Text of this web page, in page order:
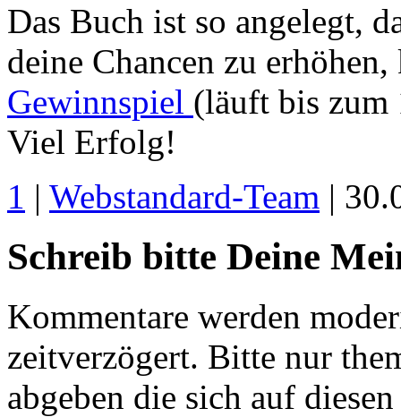
Das Buch ist so angelegt,
deine Chancen zu
Gewinnspiel (läuft bis zum
Viel Erfolg!
1 | Webstandard-Team |
Schreib bitte Deine
Kommentare werden
zeitverzögert. Bitte nur
abgeben die sich auf